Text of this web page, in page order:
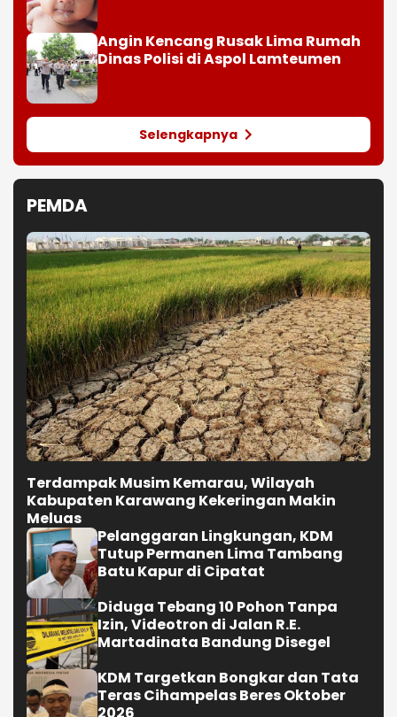
Angin Kencang Rusak Lima Rumah
Dinas Polisi di Aspol Lamteumen
Selengkapnya
PEMDA
Terdampak Musim Kemarau, Wilayah
Kabupaten Karawang Kekeringan Makin
Meluas
Pelanggaran Lingkungan, KDM
Tutup Permanen Lima Tambang
Batu Kapur di Cipatat
Diduga Tebang 10 Pohon Tanpa
Izin, Videotron di Jalan R.E.
Martadinata Bandung Disegel
KDM Targetkan Bongkar dan Tata
Teras Cihampelas Beres Oktober
2026